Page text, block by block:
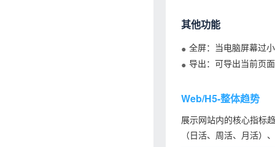
其他功能
全屏：当电脑屏幕过
导出：可导出当前页
Web/H5-整体趋势
展示网站内的核心指标
（日活、周活、月活）